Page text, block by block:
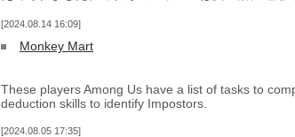
2024.08.14 16:09
Monkey Mart
These players Among Us have a list of tasks to
deduction skills to identify Impostors.
2024.08.05 17:35